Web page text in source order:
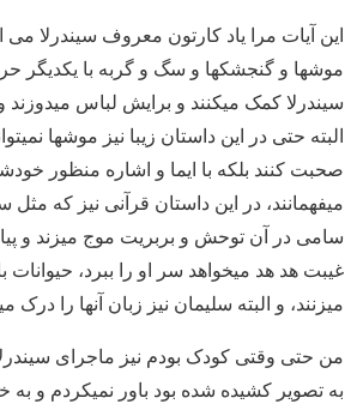
این آیات مرا یاد کارتون معروف سیندرلا می
موشها و گنجشکها و سگ و گربه با یکدیگر
سیندرلا کمک میکنند و برایش لباس میدوزند و
البته حتی در این داستان زیبا نیز موشها
صحبت کنند بلکه با ایما و اشاره منظور
میفهمانند، در این داستان قرآنی نیز که مثل
سامی در آن توحش و بربریت موج میزند و
غیبت هد هد میخواهد سر او را ببرد، حیوانات
میزنند، و البته سلیمان نیز زبان آنها را
من حتی وقتی کودک بودم نیز ماجرای
به تصویر کشیده شده بود باور نمیکردم و به